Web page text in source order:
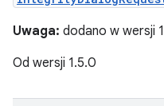
Uwaga: dodano w wersji
Od wersji 1.5.0